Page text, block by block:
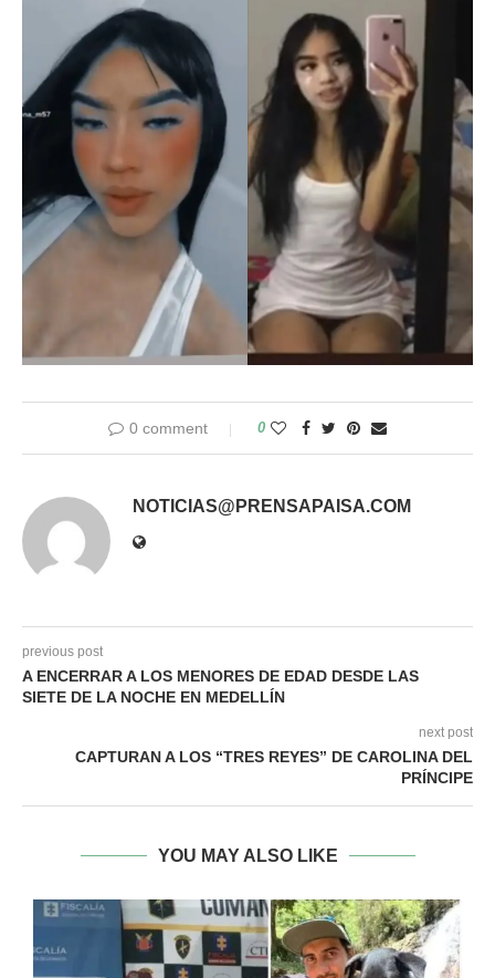
0 comment 0
NOTICIAS@PRENSAPAISA.COM
previous post
A ENCERRAR A LOS MENORES DE EDAD DESDE LAS
SIETE DE LA NOCHE EN MEDELLÍN
next post
CAPTURAN A LOS “TRES REYES” DE CAROLINA DEL
PRÍNCIPE
YOU MAY ALSO LIKE